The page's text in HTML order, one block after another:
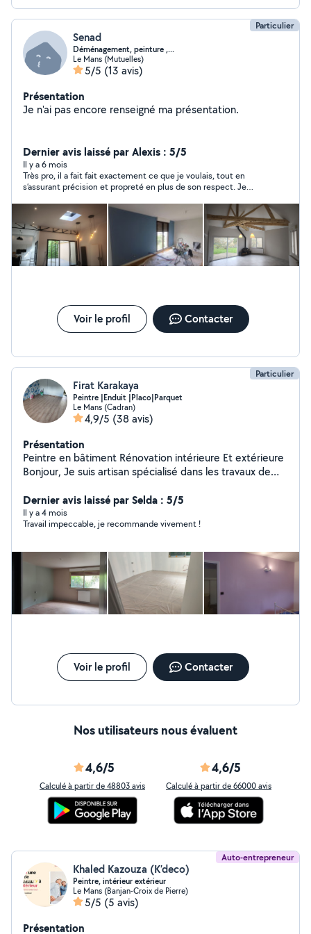
Particulier
Senad
Déménagement, peinture ,...
Le Mans (Mutuelles)
5/5 (13 avis)
Présentation
Je n'ai pas encore renseigné ma présentation.
Dernier avis laissé par Alexis : 5/5
Il y a 6 mois
Très pro, il a fait fait exactement ce que je voulais, tout en
s’assurant précision et propreté en plus de son respect. Je
Voir le profil Contacter
Particulier
Firat Karakaya
Peintre |Enduit |Placo|Parquet
Le Mans (Cadran)
4,9/5 (38 avis)
Présentation
Peintre en bâtiment Rénovation intérieure Et extérieure
Bonjour, Je suis artisan spécialisé dans les travaux de
d'expérience. Mes prestations : Peinture intérieure
Peinture extérieure Préparation des supports
(rebouchage, enduit, ponçage) Pose de papier peint
stratifié Montage de meubles Petits travaux de
rénovation et de finition Je suis une personne sérieuse,
ponctuelle et soigneuse. Mon objectif est de fournir un
travail de qualité avec des finitions impeccables, tout en
respectant les délais. Devis gratuit Travail propre et
accompagner dans votre projet.
Dernier avis laissé par Selda : 5/5
Il y a 4 mois
Travail impeccable, je recommande vivement !
Voir le profil Contacter
Nos utilisateurs nous évaluent
4,6/5
Calculé à partir de 48803 avis
4,6/5
Calculé à partir de 66000 avis
Auto-entrepreneur
Khaled Kazouza (K’deco)
Peintre, intérieur extérieur
Le Mans (Banjan-Croix de Pierre)
5/5 (5 avis)
Présentation